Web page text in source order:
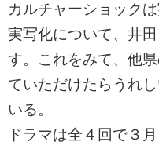
カルチャーショック
実写化について、井
す。これをみて、他
ていただけたらうれ
いる。
ドラマは全４回で３